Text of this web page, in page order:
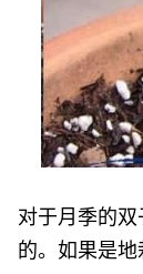
对于月季的
的。如果是地